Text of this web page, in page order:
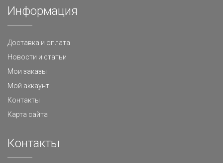
Информация
Доставка и оплата
Новости и статьи
Мои заказы
Мой аккаунт
Контакты
Карта сайта
Контакты